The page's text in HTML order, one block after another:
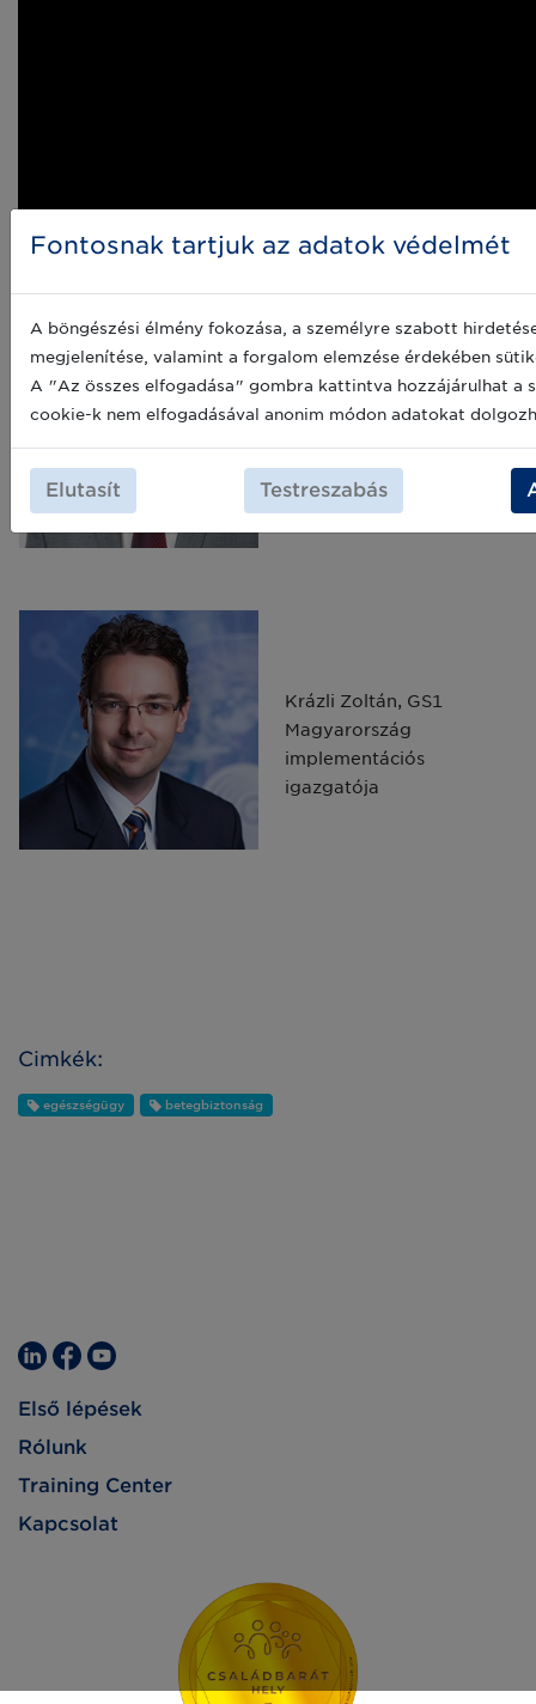
Dr. Vácity József, az egri
főigazgatója
Krázli Zoltán, GS1
Magyarország
implementációs
igazgatója
Cimkék:
egészségügy betegbiztonság
Első lépések
Rólunk
Training Center
Kapcsolat
Fontosnak tartjuk az adatok védelmét
A böngészési élmény fokozása, a személyre szabott
megjelenítése, valamint a forgalom elemzése érdekében
A "Az összes elfogadása" gombra kattintva hozzájárulhat a
cookie-k nem elfogadásával anonim módon adatokat
Elutasít Testreszabás